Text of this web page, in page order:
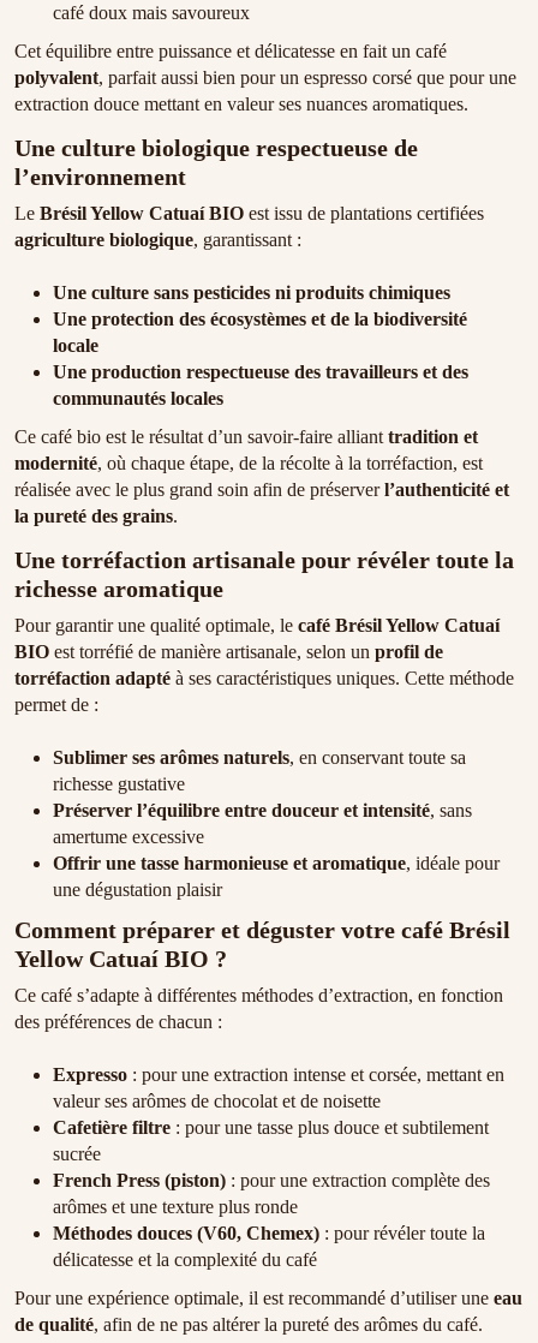
café doux mais savoureux
Cet équilibre entre puissance et délicatesse en fait un café
polyvalent, parfait aussi bien pour un espresso corsé que pour une
extraction douce mettant en valeur ses nuances aromatiques.
Une culture biologique respectueuse de
l’environnement
Le Brésil Yellow Catuaí BIO est issu de plantations certifiées
agriculture biologique, garantissant :
Une culture sans pesticides ni produits chimiques
Une protection des écosystèmes et de la biodiversité
locale
Une production respectueuse des travailleurs et des
communautés locales
Ce café bio est le résultat d’un savoir-faire alliant tradition et
modernité, où chaque étape, de la récolte à la torréfaction, est
réalisée avec le plus grand soin afin de préserverl’authenticité et
la pureté des grains.
Une torréfaction artisanale pour révéler toute la
richesse aromatique
Pour garantir une qualité optimale, le café Brésil Yellow Catuaí
BIO est torréfié de manière artisanale, selon un profil de
torréfaction adapté à ses caractéristiques uniques. Cette méthode
permet de :
Sublimer ses arômes naturels, en conservant toute sa
richesse gustative
Préserver l’équilibre entre douceur et intensité, sans
amertume excessive
Offrir une tasse harmonieuse et aromatique, idéale pour
une dégustation plaisir
Comment préparer et déguster votre café Brésil
Yellow Catuaí BIO ?
Ce café s’adapte à différentes méthodes d’extraction, en fonction
des préférences de chacun :
Expresso : pour une extraction intense et corsée, mettant en
valeur ses arômes de chocolat et de noisette
Cafetière filtre : pour une tasse plus douce et subtilement
sucrée
French Press (piston) : pour une extraction complète des
arômes et une texture plus ronde
Méthodes douces (V60, Chemex) : pour révéler toute la
délicatesse et la complexité du café
Pour une expérience optimale, il est recommandé d’utiliser une eau
de qualité, afin de ne pas altérer la pureté des arômes du café.